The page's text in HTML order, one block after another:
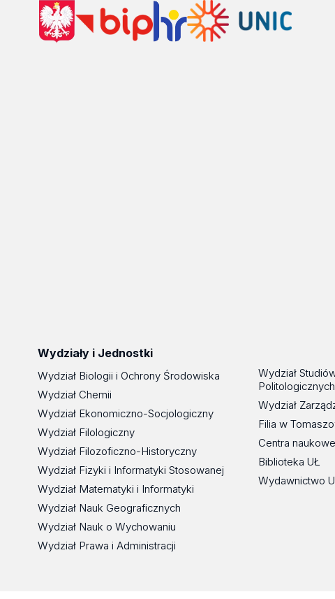
Wydziały i Jednostki
Wydział Biologii i Ochrony Środowiska
Wydział Chemii
Wydział Ekonomiczno-Socjologiczny
Wydział Filologiczny
Wydział Filozoficzno-Historyczny
Wydział Fizyki i Informatyki Stosowanej
Wydział Matematyki i Informatyki
Wydział Nauk Geograficznych
Wydział Nauk o Wychowaniu
Wydział Prawa i Administracji
Wydział
Politologicznych
Wydział
Filia w
Centra
Biblioteka UŁ
Wydawnictwo